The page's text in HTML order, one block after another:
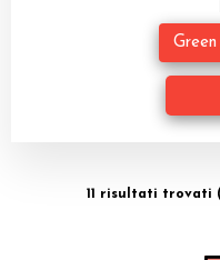
Giochi di Carte
Accessori11 risultati trovati